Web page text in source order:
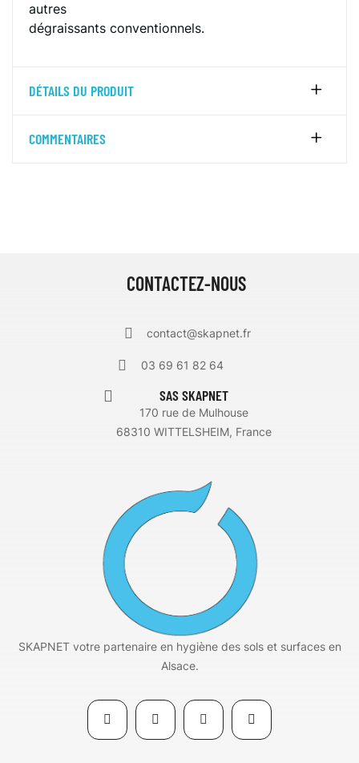
autres
dégraissants conventionnels.
DÉTAILS DU PRODUIT
COMMENTAIRES
CONTACTEZ-NOUS
contact@skapnet.fr
03 69 61 82 64
SAS SKAPNET
170 rue de Mulhouse
68310 WITTELSHEIM, France
SKAPNET votre partenaire en hygiène des sols et surfaces en
Alsace.